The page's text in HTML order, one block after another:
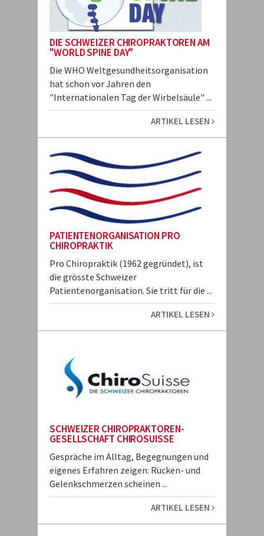
DIE SCHWEIZER CHIROPRAKTOREN AM
"WORLD SPINE DAY"
Die WHO Weltgesundheitsorganisation
hat schon vor Jahren den
"Internationalen Tag der Wirbelsäule" ...
ARTIKEL LESEN
PATIENTENORGANISATION PRO
CHIROPRAKTIK
Pro Chiropraktik (1962 gegründet), ist
die grösste Schweizer
Patientenorganisation. Sie tritt für die ...
ARTIKEL LESEN
SCHWEIZER CHIROPRAKTOREN-
GESELLSCHAFT CHIROSUISSE
Gespräche im Alltag, Begegnungen und
eigenes Erfahren zeigen: Rücken- und
Gelenkschmerzen scheinen ...
ARTIKEL LESEN